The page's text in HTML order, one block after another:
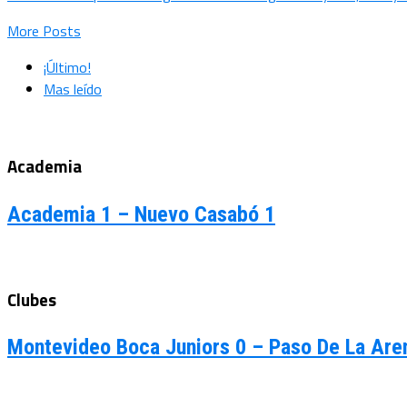
More Posts
¡Último!
Mas leído
Academia
Academia 1 – Nuevo Casabó 1
Clubes
Montevideo Boca Juniors 0 – Paso De La